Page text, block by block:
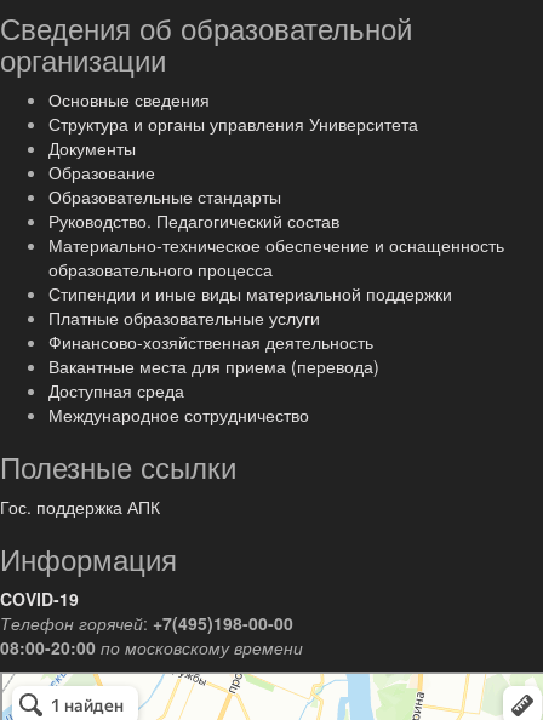
Сведения об образовательной
организации
Основные сведения
Структура и органы управления Университета
Документы
Образование
Образовательные стандарты
Руководство. Педагогический состав
Материально-техническое обеспечение и оснащенность
образовательного процесса
Стипендии и иные виды материальной поддержки
Платные образовательные услуги
Финансово-хозяйственная деятельность
Вакантные места для приема (перевода)
Доступная среда
Международное сотрудничество
Полезные ссылки
Гос. поддержка АПК
Информация
COVID-19
Телефон горячей: +7(495)198-00-00
08:00-20:00 по московскому времени